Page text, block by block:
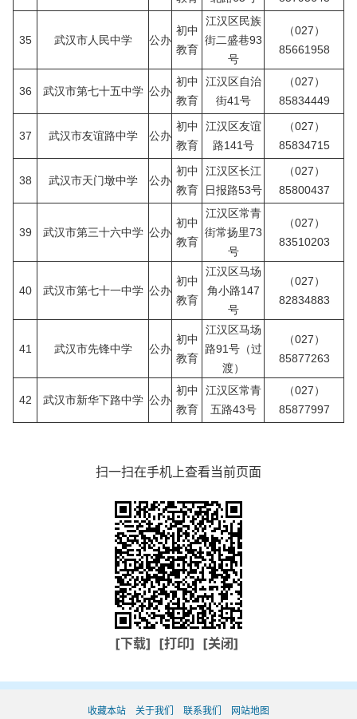
35 武汉市人民中学 公办
初中
教育
江汉区民族
街二盛巷93
号
（027）
85661958
36 武汉市第七十五中学 公办
初中
教育
江汉区自治
街41号
（027）
85834449
37 武汉市友谊路中学 公办
初中
教育
江汉区友谊
路141号
（027）
85834715
38 武汉市天门墩中学 公办
初中
教育
江汉区长江
日报路53号
（027）
85800437
39 武汉市第三十六中学 公办
初中
教育
江汉区常青
街常扬里73
号
（027）
83510203
40 武汉市第七十一中学 公办
初中
教育
江汉区马场
角小路147
号
（027）
82834883
41 武汉市先锋中学 公办
初中
教育
江汉区马场
路91号（过
渡）
（027）
85877263
42 武汉市新华下路中学 公办
初中
教育
江汉区常青
五路43号
（027）
85877997
扫一扫在手机上查看当前页面
[下载] [打印] [关闭]
收藏本站 关于我们 联系我们 网站地图